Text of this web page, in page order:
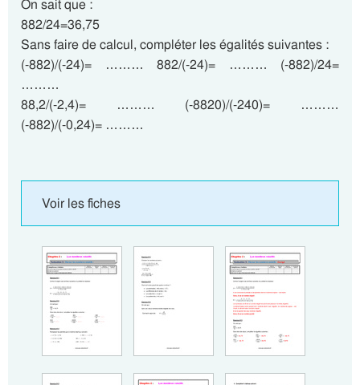
On sait que :
882/24=36,75
Sans faire de calcul, compléter les égalités suivantes :
(-882)/(-24)= ……… 882/(-24)= ……… (-882)/24=
………
88,2/(-2,4)= ……… (-8820)/(-240)= ………
(-882)/(-0,24)= ………
Voir les fiches